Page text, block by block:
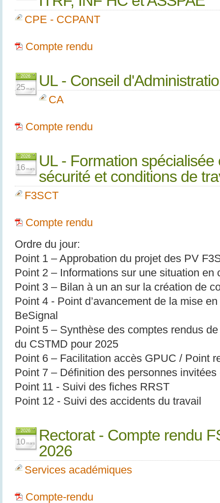
CPE - CCPANT
Compte rendu
2026
25 mars UL - Conseil
CA
Compte rendu
2026
16 mars
UL - Formation
sécurité et conditions de
F3SCT
Compte rendu
Ordre du jour:
Point 1 – Approbation du projet des PV
Point 2 – Informations sur une situation en
Point 3 – Bilan à un an sur la création de
Point 4 - Point d’avancement de la mise
BeSignal
Point 5 – Synthèse des comptes rendus
du CSTMD pour 2025
Point 6 – Facilitation accès GPUC / Point
Point 7 – Définition des personnes
Point 11 - Suivi des fiches RRST
Point 12 - Suivi des accidents du travail
2026
10 mars
Rectorat - Compte rendu
2026
Services académiques
Compte-rendu